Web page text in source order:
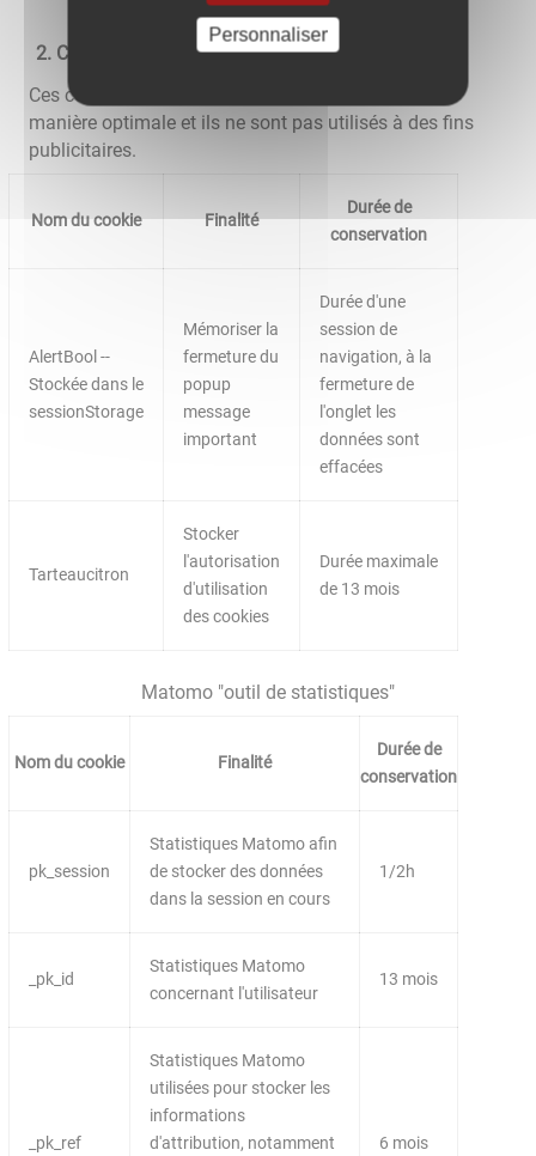
Cookies nécessaires au site pour fonctionner
Ces cookies permettent au site de fonctionner de
manière optimale et ils ne sont pas utilisés à des fins
publicitaires.
Nom du cookie Finalité
Durée de
conservation
AlertBool --
Stockée dans le
sessionStorage
Mémoriser la
fermeture du
popup
message
important
Durée d'une
session de
navigation, à la
fermeture de
l'onglet les
données sont
effacées
Tarteaucitron
Stocker
l'autorisation
d'utilisation
des cookies
Durée maximale
de 13 mois
Matomo "outil de statistiques"
Nom du cookie Finalité
Durée de
conservation
pk_session
Statistiques Matomo afin
de stocker des données
dans la session en cours
1/2h
_pk_id
Statistiques Matomo
concernant l'utilisateur
13 mois
_pk_ref
Statistiques Matomo
utilisées pour stocker les
informations
d'attribution, notamment
6 mois
Personnaliser